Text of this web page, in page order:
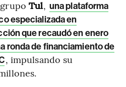
Tul, una plataforma
especializada en
que recaudó en enero
ronda de financiamiento de
, impulsando su